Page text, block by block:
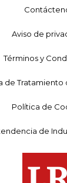
Aviso de
Términos y
de Tratamiento
Política de
de